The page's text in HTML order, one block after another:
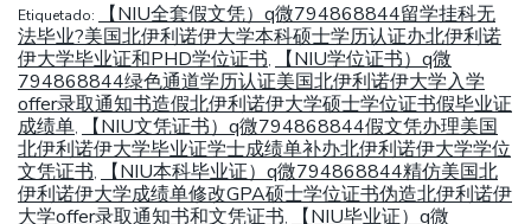
Etiquetado:
【NIU全套假文凭）q微794868844留学挂科无
法毕业?美国北伊利诺伊大学本科硕士学历认证办北伊利诺
伊大学毕业证和PHD学位证书,
【NIU学位证书）q微
794868844绿色通道学历认证美国北伊利诺伊大学入学
offer录取通知书造假北伊利诺伊大学硕士学位证书假毕业证
成绩单,
【NIU文凭证书）q微794868844假文凭办理美国
北伊利诺伊大学毕业证学士成绩单补办北伊利诺伊大学学位
文凭证书,
【NIU本科毕业证）q微794868844精仿美国北
伊利诺伊大学成绩单修改GPA硕士学位证书伪造北伊利诺伊
大学offer录取通知书和文凭证书,
【NIU毕业证）q微